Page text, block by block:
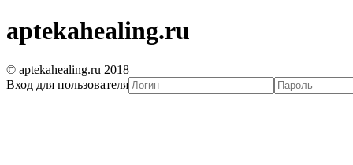
aptekahealing.ru
© aptekahealing.ru 2018
Вход для пользователя